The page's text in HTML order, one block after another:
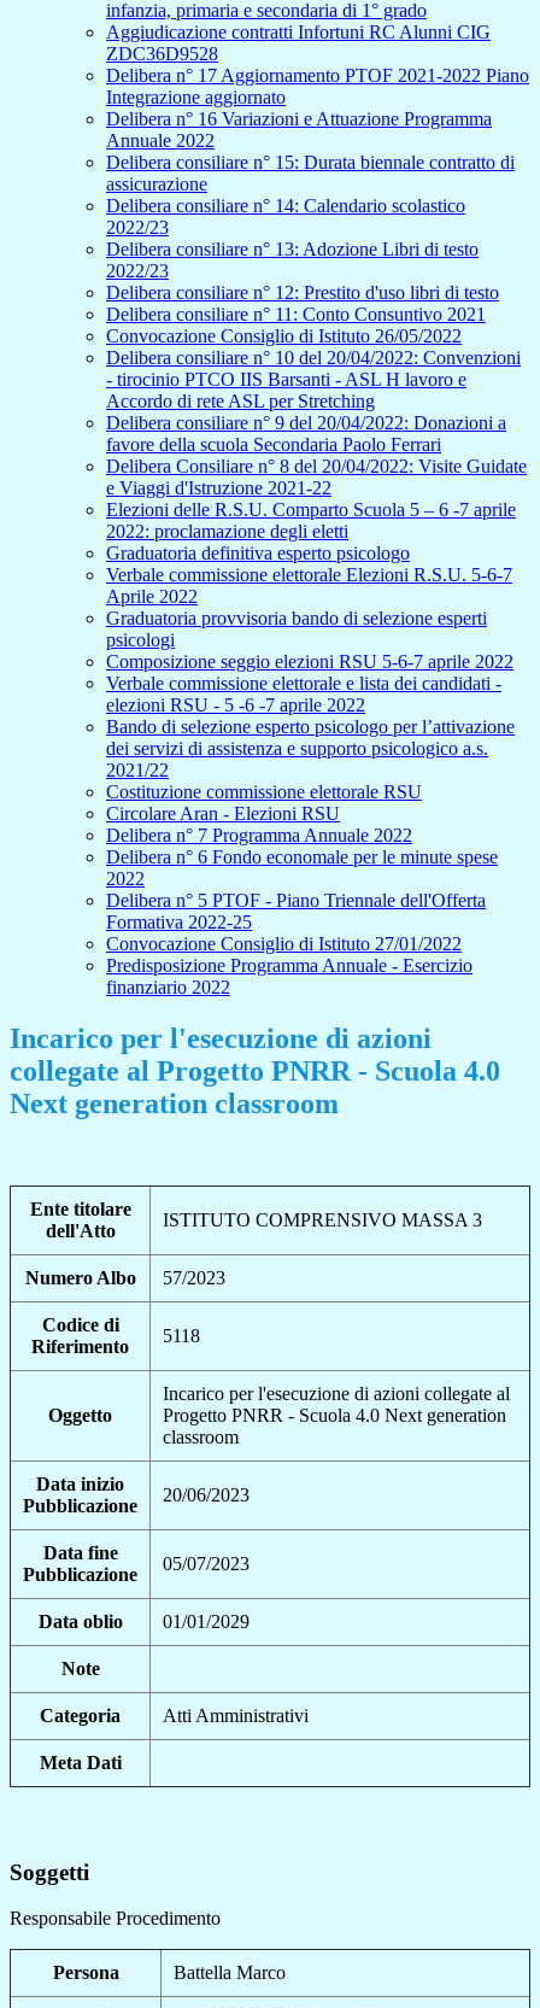
infanzia, primaria e secondaria di 1° grado
Aggiudicazione contratti Infortuni RC Alunni CIG
ZDC36D9528
Delibera n° 17 Aggiornamento PTOF 2021-2022 Piano
Integrazione aggiornato
Delibera n° 16 Variazioni e Attuazione Programma
Annuale 2022
Delibera consiliare n° 15: Durata biennale contratto di
assicurazione
Delibera consiliare n° 14: Calendario scolastico
2022/23
Delibera consiliare n° 13: Adozione Libri di testo
2022/23
Delibera consiliare n° 12: Prestito d'uso libri di testo
Delibera consiliare n° 11: Conto Consuntivo 2021
Convocazione Consiglio di Istituto 26/05/2022
Delibera consiliare n° 10 del 20/04/2022: Convenzioni
- tirocinio PTCO IIS Barsanti - ASL H lavoro e
Accordo di rete ASL per Stretching
Delibera consiliare n° 9 del 20/04/2022: Donazioni a
favore della scuola Secondaria Paolo Ferrari
Delibera Consiliare n° 8 del 20/04/2022: Visite Guidate
e Viaggi d'Istruzione 2021-22
Elezioni delle R.S.U. Comparto Scuola 5 – 6 -7 aprile
2022: proclamazione degli eletti
Graduatoria definitiva esperto psicologo
Verbale commissione elettorale Elezioni R.S.U. 5-6-7
Aprile 2022
Graduatoria provvisoria bando di selezione esperti
psicologi
Composizione seggio elezioni RSU 5-6-7 aprile 2022
Verbale commissione elettorale e lista dei candidati -
elezioni RSU - 5 -6 -7 aprile 2022
Bando di selezione esperto psicologo per l’attivazione
dei servizi di assistenza e supporto psicologico a.s.
2021/22
Costituzione commissione elettorale RSU
Circolare Aran - Elezioni RSU
Delibera n° 7 Programma Annuale 2022
Delibera n° 6 Fondo economale per le minute spese
2022
Delibera n° 5 PTOF - Piano Triennale dell'Offerta
Formativa 2022-25
Convocazione Consiglio di Istituto 27/01/2022
Predisposizione Programma Annuale - Esercizio
finanziario 2022
Incarico per l'esecuzione di azioni
collegate al Progetto PNRR - Scuola 4.0
Next generation classroom
Ente titolare
dell'Atto
ISTITUTO COMPRENSIVO MASSA 3
Numero Albo 57/2023
Codice di
Riferimento
5118
Oggetto
Incarico per l'esecuzione di azioni collegate al
Progetto PNRR - Scuola 4.0 Next generation
classroom
Data inizio
Pubblicazione
20/06/2023
Data fine
Pubblicazione
05/07/2023
Data oblio 01/01/2029
Note
Categoria Atti Amministrativi
Meta Dati
Soggetti
Responsabile Procedimento
Persona Battella Marco